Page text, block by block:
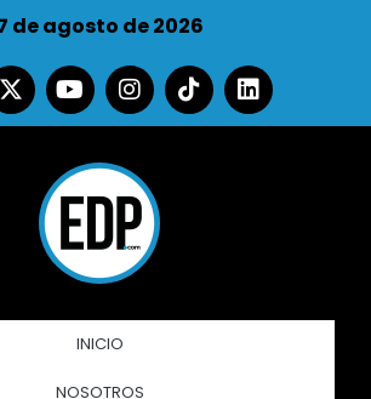
de agosto de 2026
INICIO
NOSOTROS